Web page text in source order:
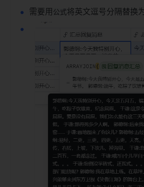
需要用公式将英文逗号分隔替换